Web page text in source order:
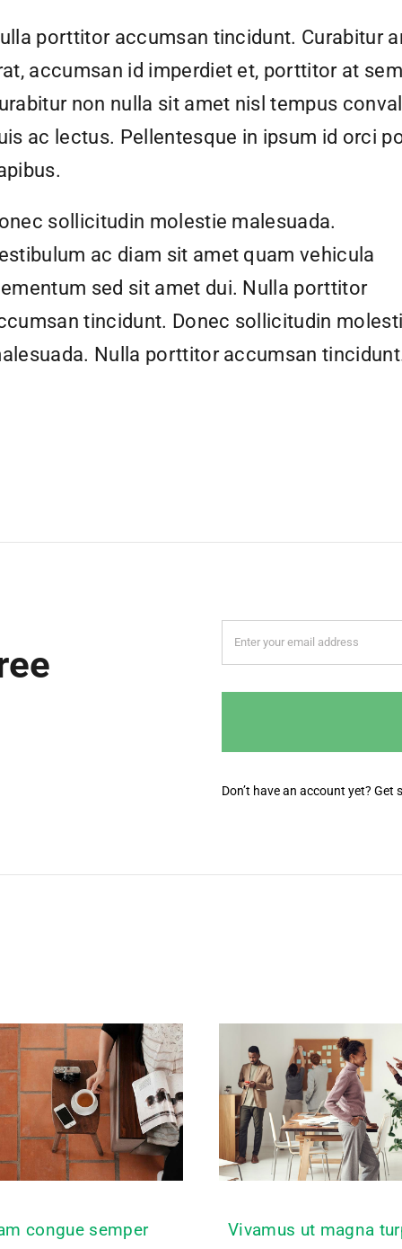
porttitor accumsan tincidunt. Curabitur
accumsan id imperdiet et, porttitor at
non nulla sit amet nisl tempus
ac lectus. Pellentesque in ipsum id orci
sollicitudin molestie malesuada.
ac diam sit amet quam vehicula
sed sit amet dui. Nulla porttitor
tincidunt. Donec sollicitudin
Nulla porttitor accumsan
Don’t have an account yet?
congue semper
Vivamus ut magna